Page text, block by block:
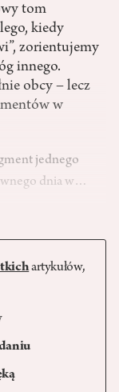
tom
kiedy
zorientujemy
innego.
obcy – lecz
w
jednego
dnia w…
artykułów,